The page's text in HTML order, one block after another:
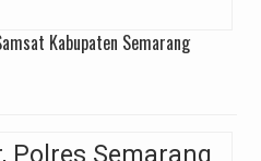
Kabupaten Semarang